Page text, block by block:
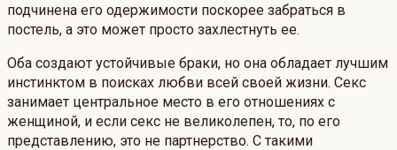
подчинена его одержимости поскорее забраться в
постель, а это может просто захлестнуть ее.
Оба создают устойчивые браки, но она обладает лучшим
инстинктом в поисках любви всей своей жизни. Секс
занимает центральное место в его отношениях с
женщиной, и если секс не великолепен, то, по его
представлению, это не партнерство. С такими